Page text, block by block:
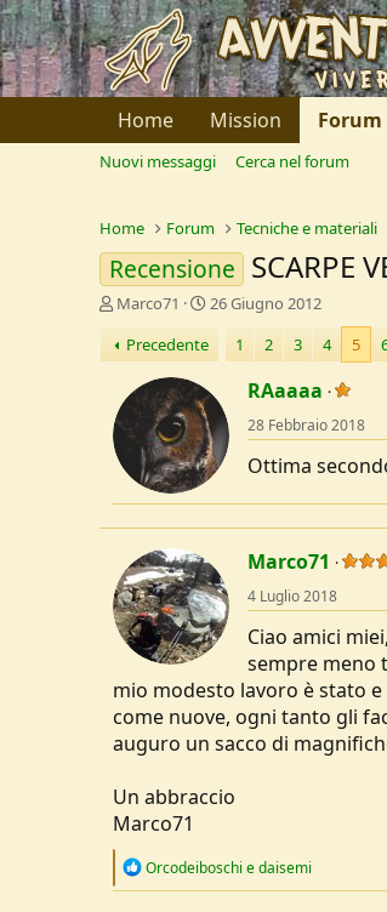
Home Mission Forum
Nuovi messaggi Cerca nel forum
Home Forum Tecniche e materiali
Recensione SCARPE
C
e
a
o
e
D
i
s
s
i
e
Marco71
D
a
d
I
n
i
z
26 Giugno 2012
Precedente
1 2 3 4 5
RAaaaa
28 Febbraio 2018
Ottima
Marco71
4 Luglio 2018
Ciao amici
sempre meno
mio modesto lavoro è stato
come nuove, ogni tanto gli
auguro un sacco di
Un abbraccio
Marco71
R
Orcodeiboschi edaisemi